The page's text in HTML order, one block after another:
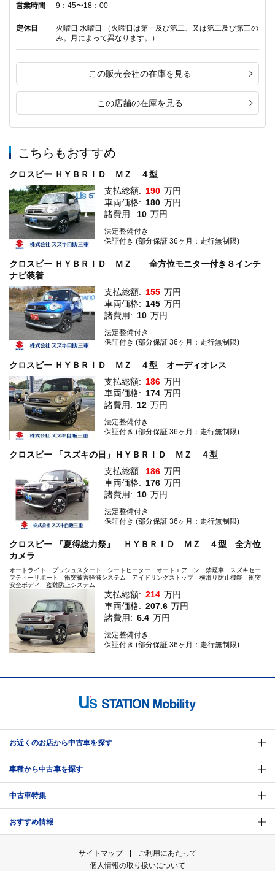
営業時間 9：45〜18：00
定休日
火曜日 水曜日 （火曜日は第一及び第二、又は第二及び第三の
み。月によって異なります。）
この販売会社の在庫を見る
この店舗の在庫を見る
こちらもおすすめ
クロスビー ＨＹＢＲＩＤ ＭＺ ４型
支払総額: 190 万円
車両価格: 180 万円
諸費用: 10 万円
法定整備付き
保証付き (部分保証 36ヶ月：走行無制限)
クロスビー ＨＹＢＲＩＤ ＭＺ 全方位モニター付き８インチ
ナビ装着
支払総額: 155 万円
車両価格: 145 万円
諸費用: 10 万円
法定整備付き
保証付き (部分保証 36ヶ月：走行無制限)
クロスビー ＨＹＢＲＩＤ ＭＺ ４型 オーディオレス
支払総額: 186 万円
車両価格: 174 万円
諸費用: 12 万円
法定整備付き
保証付き (部分保証 36ヶ月：走行無制限)
クロスビー 「スズキの日」ＨＹＢＲＩＤ ＭＺ ４型
支払総額: 186 万円
車両価格: 176 万円
諸費用: 10 万円
法定整備付き
保証付き (部分保証 36ヶ月：走行無制限)
クロスビー 『夏得総力祭』 ＨＹＢＲＩＤ ＭＺ ４型 全方位
カメラ
オートライト プッシュスタート シートヒーター オートエアコン 禁煙車 スズキセー
フティーサポート 衝突被害軽減システム アイドリングストップ 横滑り防止機能 衝突
安全ボディ 盗難防止システム
支払総額: 214 万円
車両価格: 207.6 万円
諸費用: 6.4 万円
法定整備付き
保証付き (部分保証 36ヶ月：走行無制限)
お近くのお店から中古車を探す
車種から中古車を探す
中古車特集
おすすめ情報
サイトマップ
ご利用にあたって
個人情報の取り扱いについて